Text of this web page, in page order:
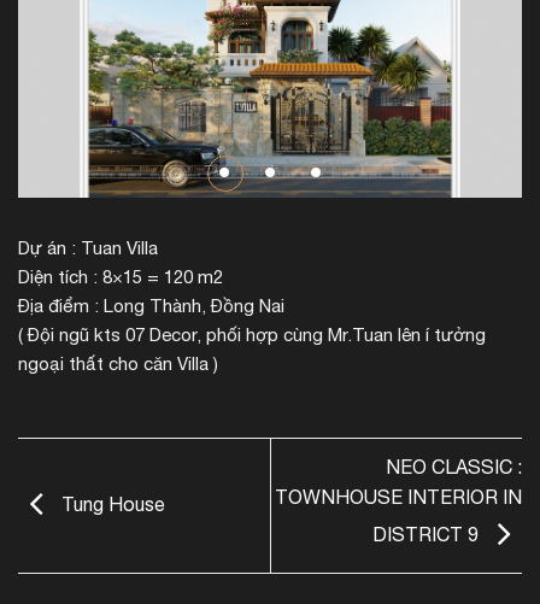
Dự án : Tuan Villa
Diện tích : 8×15 = 120 m2
Địa điểm : Long Thành, Đồng Nai
( Đội ngũ kts 07 Decor, phối hợp cùng Mr.Tuan lên í tưởng
ngoại thất cho căn Villa )
Tung House
NEO CLASSIC :
TOWNHOUSE INTERIOR IN
DISTRICT 9